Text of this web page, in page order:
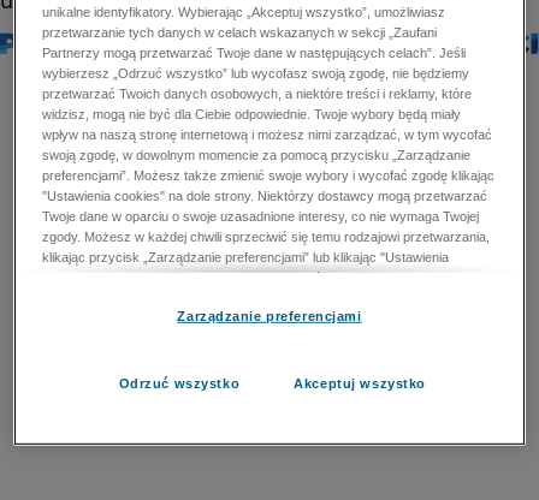
unikalne identyfikatory. Wybierając „Akceptuj wszystko”, umożliwiasz
przetwarzanie tych danych w celach wskazanych w sekcji „Zaufani
Partnerzy mogą przetwarzać Twoje dane w następujących celach”. Jeśli
wybierzesz „Odrzuć wszystko” lub wycofasz swoją zgodę, nie będziemy
przetwarzać Twoich danych osobowych, a niektóre treści i reklamy, które
widzisz, mogą nie być dla Ciebie odpowiednie. Twoje wybory będą miały
wpływ na naszą stronę internetową i możesz nimi zarządzać, w tym wycofać
swoją zgodę, w dowolnym momencie za pomocą przycisku „Zarządzanie
preferencjami”. Możesz także zmienić swoje wybory i wycofać zgodę klikając
"Ustawienia cookies" na dole strony. Niektórzy dostawcy mogą przetwarzać
Twoje dane w oparciu o swoje uzasadnione interesy, co nie wymaga Twojej
zgody. Możesz w każdej chwili sprzeciwić się temu rodzajowi przetwarzania,
klikając przycisk „Zarządzanie preferencjami” lub klikając "Ustawienia
cookies" na dole strony. Nie możesz sprzeciwić się przetwarzaniu przez
zapobiegania oszustwom i naprawiania błędów, a w tym celu mogą zostać
przetwarzaniu danych osobowych w celu dostarczania i prezentacji reklam i
Zarządzanie preferencjami
Odrzuć wszystko Akceptuj wszystko